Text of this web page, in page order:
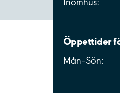
Öppettider
Mån–Sön: